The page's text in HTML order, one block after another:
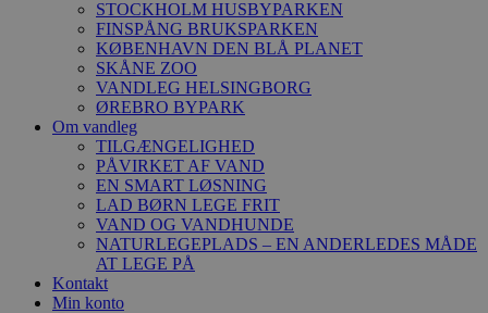
STOCKHOLM HUSBYPARKEN
FINSPÅNG BRUKSPARKEN
KØBENHAVN DEN BLÅ PLANET
SKÅNE ZOO
VANDLEG HELSINGBORG
ØREBRO BYPARK
Om vandleg
TILGÆNGELIGHED
PÅVIRKET AF VAND
EN SMART LØSNING
LAD BØRN LEGE FRIT
VAND OG VANDHUNDE
NATURLEGEPLADS – EN ANDERLEDES MÅDE
AT LEGE PÅ
Kontakt
Min konto